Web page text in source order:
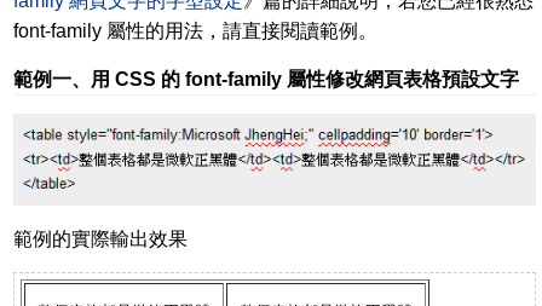
font-family 屬性的用法，請直接閱讀範例。
範例一、用 CSS 的 font-family 屬性修改網頁表格預設文字
範例的實際輸出效果